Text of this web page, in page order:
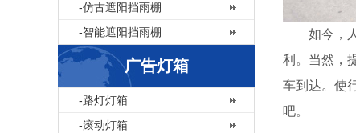
-仿古遮阳挡雨棚
-智能遮阳挡雨棚
广告灯箱
-路灯灯箱
-滚动灯箱
如今，
利。当然，
车到达。使
吧。